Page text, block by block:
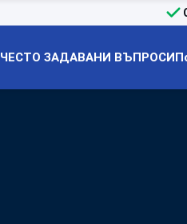
ЧЕСТО ЗАДАВАНИ ВЪПРОСИ